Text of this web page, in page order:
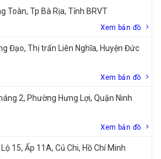
Toàn, Tp Bà Rịa, Tỉnh BRVT
Xem bản đồ
Đạo, Thị trấn Liên Nghĩa, Huyện Đức
Xem bản đồ
2, Phường Hưng Lợi, Quận Ninh
Xem bản đồ
15, Ấp 11A, Củ Chi, Hồ Chí Minh